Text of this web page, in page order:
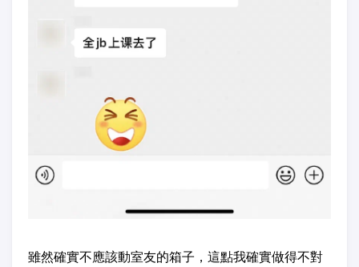
雖然確實不應該動室友的箱子，這點我確實做得不對